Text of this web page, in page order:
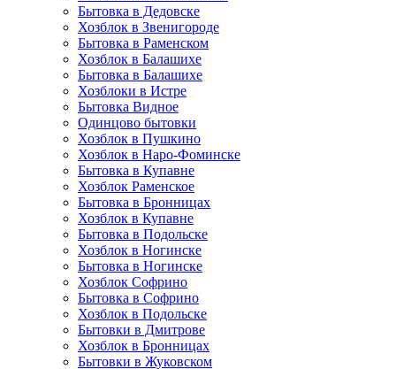
Бытовкa в Дедовске
Хозблок в Звенигороде
Бытовка в Раменском
Хозблок в Балашихе
Бытовкa в Балашихе
Хозблоки в Истре
Бытовка Видное
Одинцово бытовки
Хозблок в Пушкино
Хозблок в Наро-Фоминске
Бытовка в Купавне
Хозблок Раменское
Бытовка в Бронницах
Хозблок в Купавне
Бытовка в Подольске
Хозблок в Ногинске
Бытовка в Ногинске
Хозблок Софрино
Бытовка в Софрино
Хозблок в Подольске
Бытовки в Дмитрове
Хозблок в Бронницах
Бытовки в Жуковском